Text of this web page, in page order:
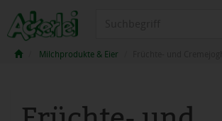
Milchprodukte & Eier